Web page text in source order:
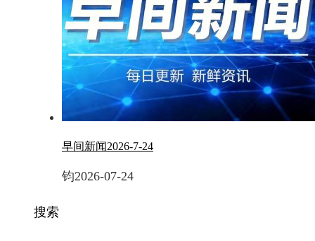
早间新闻2026-7-24
钧2026-07-24
搜索